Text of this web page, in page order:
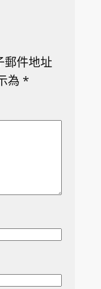
郵件地址
為 *